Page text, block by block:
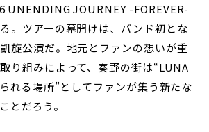
UNENDING JOURNEY -FOREVER-
。ツアーの幕開けは、バンド初とな
旋公演だ。地元とファンの想いが重
り組みによって、秦野の街は“LUNA
れる場所”としてファンが集う新たな
とだろう。